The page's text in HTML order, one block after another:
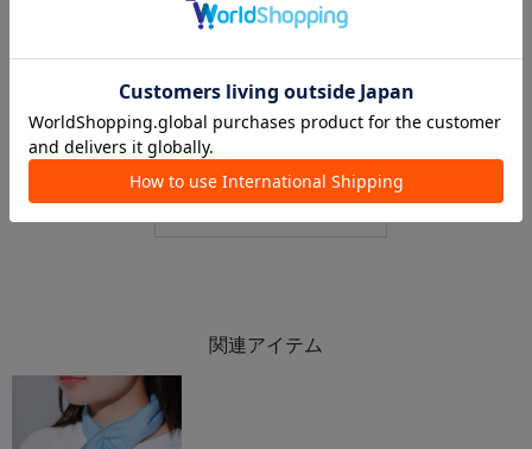
🌼🍑パステルカラー🍑🌼イチ推し全部見せッ
ららぽーと磐田店
ららぽーと磐田店
3COINS
ららぽーと新三郷店